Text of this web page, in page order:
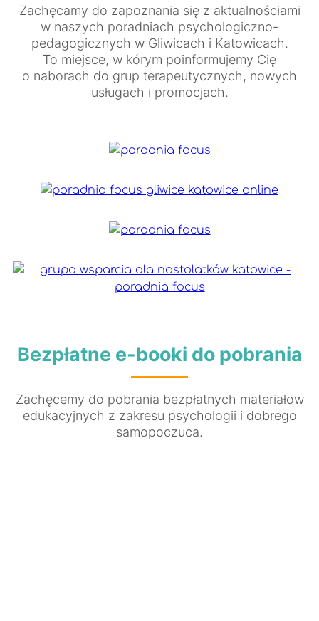
Zachęcamy do zapoznania się z aktualnościami
w naszych poradniach psychologiczno-
pedagogicznych w Gliwicach i Katowicach.
To miejsce, w kórym poinformujemy Cię
o naborach do grup terapeutycznych, nowych
usługach i promocjach.
Bezpłatne e-booki do pobrania
Zachęcemy do pobrania bezpłatnych materiałow
edukacyjnych z zakresu psychologii i dobrego
samopoczuca.